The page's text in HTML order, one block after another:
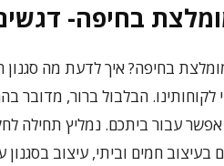
בחיפה-
בחיפה? איך לדעת מה סגנון
הבלבול ברור, מדובר
עבור ביתכם. נמליץ תחילה
בעיצוב חמים וביתי, עיצוב